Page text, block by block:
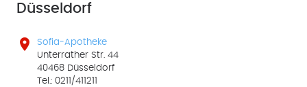
Düsseldorf

Sofia-Apotheke
Unterrather Str. 44
40468 Düsseldorf
Tel.: 0211/411211